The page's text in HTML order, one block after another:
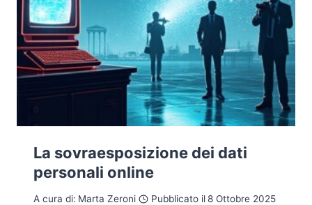
La sovraesposizione dei dati
personali online
A cura di: Marta Zeroni Pubblicato il8 Ottobre 2025